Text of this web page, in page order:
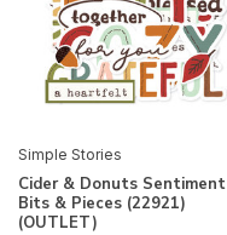
Simple Stories
Cider & Donuts Sentiment
Bits & Pieces (22921)
(OUTLET)